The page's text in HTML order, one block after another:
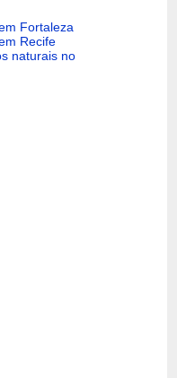
Fortaleza
Recife
naturais no